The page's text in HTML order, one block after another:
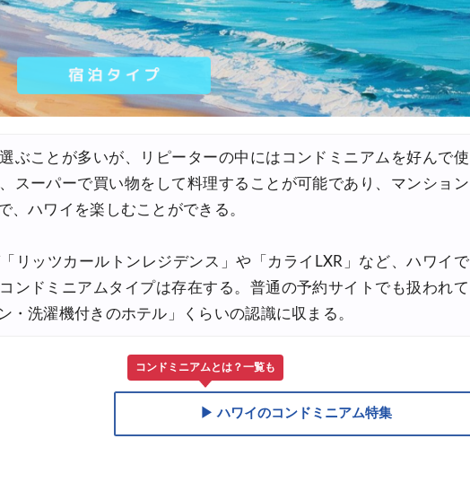
30,000円OFFクーポン
円OFFクーポン
5,000円OFFクーポン
円OFFクーポン
セール
ぶことが多いが、リピーターの中にはコンドミニアムを好んで使
スーパーで買い物をして料理することが可能であり、マンション
、ハワイを楽しむことができる。
リッツカールトンレジデンス」や「カライLXR」など、ハワイで
ンドミニアムタイプは存在する。普通の予約サイトでも扱われて
・洗濯機付きのホテル」くらいの認識に収まる。
コンドミニアムとは？一覧も
▶ ハワイのコンドミニアム特集